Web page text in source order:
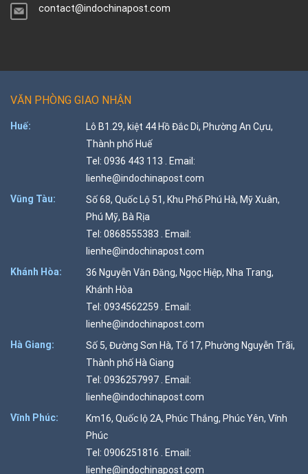
contact@indochinapost.com
VĂN PHÒNG GIAO NHẬN
Huế:
Lô B1.29, kiệt 44 Hồ Đắc Di, Phường An Cựu,
Thành phố Huế
Tel: 0936 443 113 . Email:
lienhe@indochinapost.com
Vũng Tàu:
Số 68, Quốc Lộ 51, Khu Phố Phú Hà, Mỹ Xuân,
Phú Mỹ, Bà Rịa
Tel: 0868555383 . Email:
lienhe@indochinapost.com
Khánh Hòa:
36 Nguyễn Văn Đăng, Ngọc Hiệp, Nha Trang,
Khánh Hòa
Tel: 0934562259 . Email:
lienhe@indochinapost.com
Hà Giang:
Số 5, Đường Sơn Hà, Tổ 17, Phường Nguyễn Trãi,
Thành phố Hà Giang
Tel: 0936257997 . Email:
lienhe@indochinapost.com
Vĩnh Phúc:
Km16, Quốc lộ 2A, Phúc Thắng, Phúc Yên, Vĩnh
Phúc
Tel: 0906251816 . Email:
lienhe@indochinapost.com